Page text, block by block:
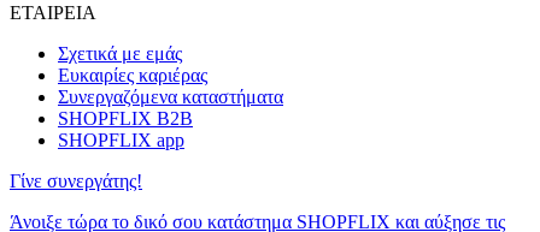
ΕΤΑΙΡΕΙΑ
Σχετικά με εμάς
Ευκαιρίες καριέρας
Συνεργαζόμενα καταστήματα
SHOPFLIX B2B
SHOPFLIX app
Γίνε συνεργάτης!
Άνοιξε τώρα το δικό σου κατάστημα SHOPFLIX και αύξησε τις